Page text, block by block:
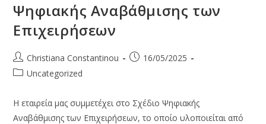
Ψηφιακής Αναβάθμισης των
Επιχειρήσεων
Christiana Constantinou
16/05/2025
Uncategorized
Η εταιρεία μας συμμετέχει στο Σχέδιο Ψηφιακής
Αναβάθμισης των Επιχειρήσεων, το οποίο υλοποιείται από